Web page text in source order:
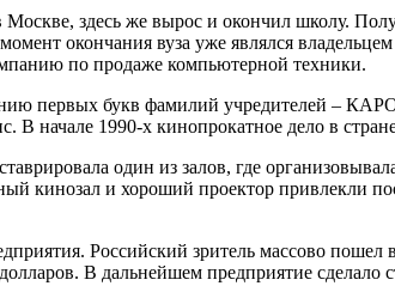
здесь же вырос и окончил школу.
окончания вуза уже являлся
по продаже компьютерной техники.
первых букв фамилий учредителей –
1990-х кинопрокатное дело в
один из залов, где
кинозал и хороший проектор привлекли
Российский зритель массово
В дальнейшем предприятие сделало